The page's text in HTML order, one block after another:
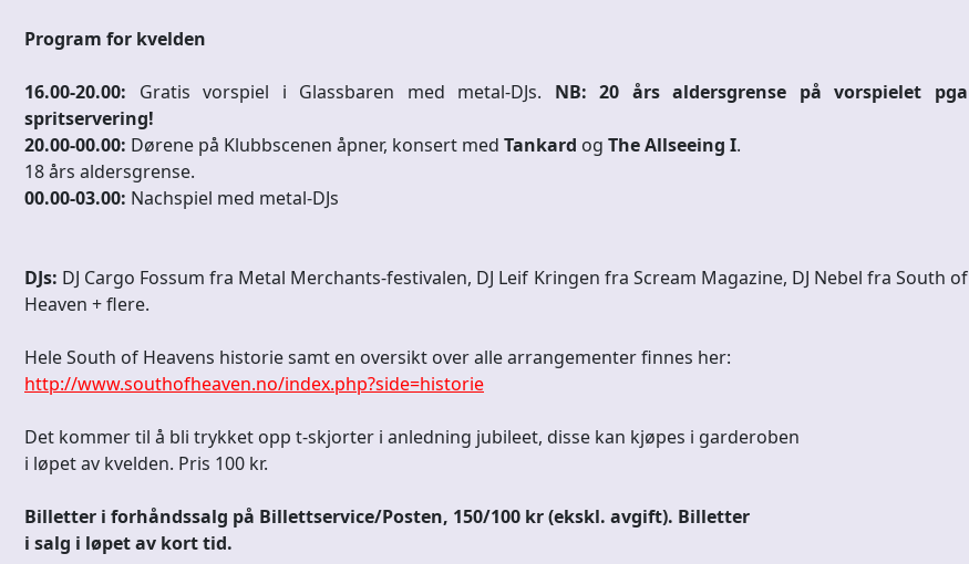
Program for kvelden
16.00-20.00: Gratis vorspiel i Glassbaren med metal-DJs. NB: 20 års aldersgrense på vorspielet pga
spritservering!
20.00-00.00: Dørene på Klubbscenen åpner, konsert med Tankard og The Allseeing I.
18 års aldersgrense.
00.00-03.00: Nachspiel med metal-DJs
DJs: DJ Cargo Fossum fra Metal Merchants-festivalen, DJ Leif Kringen fra Scream Magazine, DJ Nebel fra South of
Heaven + flere.
Hele South of Heavens historie samt en oversikt over alle arrangementer finnes her:
http://www.southofheaven.no/index.php?side=historie
Det kommer til å bli trykket opp t-skjorter i anledning jubileet, disse kan kjøpes i garderoben
i løpet av kvelden. Pris 100 kr.
Billetter i forhåndssalg på Billettservice/Posten, 150/100 kr (ekskl. avgift). Billetter
i salg i løpet av kort tid.